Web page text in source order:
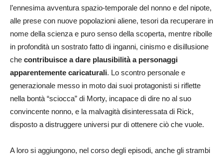
l’ennesima avventura spazio-temporale del nonno e del nipote,
alle prese con nuove popolazioni aliene, tesori da recuperare in
nome della scienza e puro senso della scoperta, mentre ribolle
in profondità un sostrato fatto di inganni, cinismo e disillusione
che contribuisce a dare plausibilità a personaggi
apparentemente caricaturali. Lo scontro personale e
generazionale messo in moto dai suoi protagonisti si riflette
nella bontà “sciocca” di Morty, incapace di dire no al suo
convincente nonno, e la malvagità disinteressata di Rick,
disposto a distruggere universi pur di ottenere ciò che vuole.
A loro si aggiungono, nel corso degli episodi, anche gli strambi